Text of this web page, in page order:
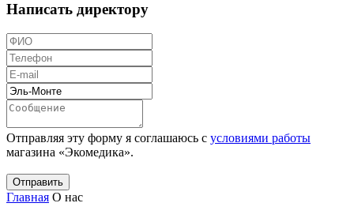
Написать директору
Отправляя эту форму я соглашаюсь с условиями работы
магазина «Экомедика».
Главная О нас